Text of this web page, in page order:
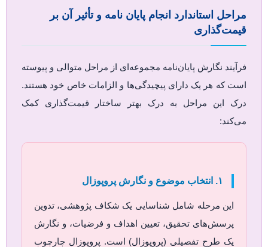
مراحل استاندارد انجام پایان نامه و تأثیر آن بر
قیمت‌گذاری
فرآیند نگارش پایان‌نامه مجموعه‌ای از مراحل متوالی و پیوسته
است که هر یک دارای پیچیدگی‌ها و الزامات خاص خود هستند.
درک این مراحل به درک بهتر ساختار قیمت‌گذاری کمک
می‌کند:
۱. انتخاب موضوع و نگارش پروپوزال
این مرحله شامل شناسایی یک شکاف پژوهشی، تدوین
پرسش‌های تحقیق، تعیین اهداف و فرضیات، و نگارش
یک طرح تفصیلی (پروپوزال) است. پروپوزال چارچوب